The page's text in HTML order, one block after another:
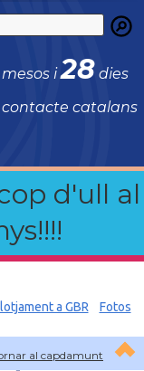
i28 dies
catalans
d'ull al
al capdamunt
a GBR Fotos